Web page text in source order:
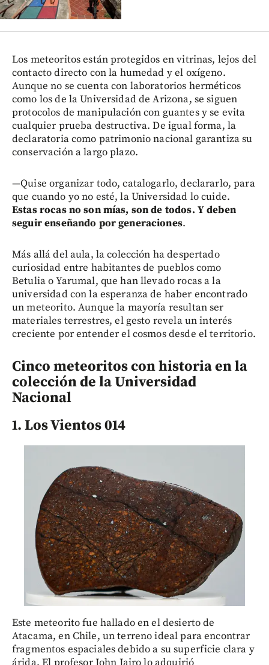
Los meteoritos están protegidos en vitrinas, lejos del
contacto directo con la humedad y el oxígeno.
Aunque no se cuenta con laboratorios herméticos
como los de la Universidad de Arizona, se siguen
protocolos de manipulación con guantes y se evita
cualquier prueba destructiva. De igual forma, la
declaratoria como patrimonio nacional garantiza su
conservación a largo plazo.
—Quise organizar todo, catalogarlo, declararlo, para
que cuando yo no esté, la Universidad lo cuide.
Estas rocas no son mías, son de todos. Y deben
seguir enseñando por generaciones.
Más allá del aula, la colección ha despertado
curiosidad entre habitantes de pueblos como
Betulia o Yarumal, que han llevado rocas a la
universidad con la esperanza de haber encontrado
un meteorito. Aunque la mayoría resultan ser
materiales terrestres, el gesto revela un interés
creciente por entender el cosmos desde el territorio.
Cinco meteoritos con historia en la
colección de la Universidad
Nacional
1. Los Vientos 014
Este meteorito fue hallado en el desierto de
Atacama, en Chile, un terreno ideal para encontrar
fragmentos espaciales debido a su superficie clara y